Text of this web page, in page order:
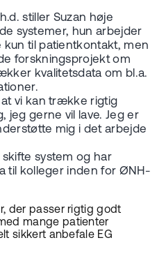
stiller Suzan høje
systemer, hun arbejder
kun til patientkontakt, men
forskningsprojekt om
kvalitetsdata om bl.a.
vi kan trække rigtig
jeg gerne vil lave. Jeg er
mig i det arbejde
system og har
til kolleger inden for ØNH-
der passer rigtig godt
mange patienter
sikkert anbefale EG